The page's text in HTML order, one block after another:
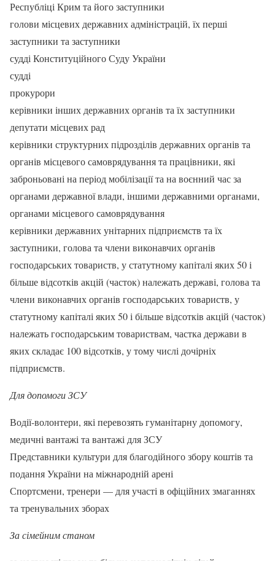
Республіці Крим та його заступники
голови місцевих державних адміністрацій, їх перші
заступники та заступники
судді Конституційного Суду України
судді
прокурори
керівники інших державних органів та їх заступники
депутати місцевих рад
керівники структурних підрозділів державних органів та
органів місцевого самоврядування та працівники, які
заброньовані на період мобілізації та на воєнний час за
органами державної влади, іншими державними органами,
органами місцевого самоврядування
керівники державних унітарних підприємств та їх
заступники, голова та члени виконавчих органів
господарських товариств, у статутному капіталі яких 50 і
більше відсотків акцій (часток) належать державі, голова та
члени виконавчих органів господарських товариств, у
статутному капіталі яких 50 і більше відсотків акцій (часток)
належать господарським товариствам, частка держави в
яких складає 100 відсотків, у тому числі дочірніх
підприємств.
Для допомоги ЗСУ
Водії-волонтери, які перевозять гуманітарну допомогу,
медичні вантажі та вантажі для ЗСУ
Представники культури для благодійного збору коштів та
подання України на міжнародній арені
Спортсмени, тренери — для участі в офіційних змаганнях
та тренувальних зборах
За сімейним станом